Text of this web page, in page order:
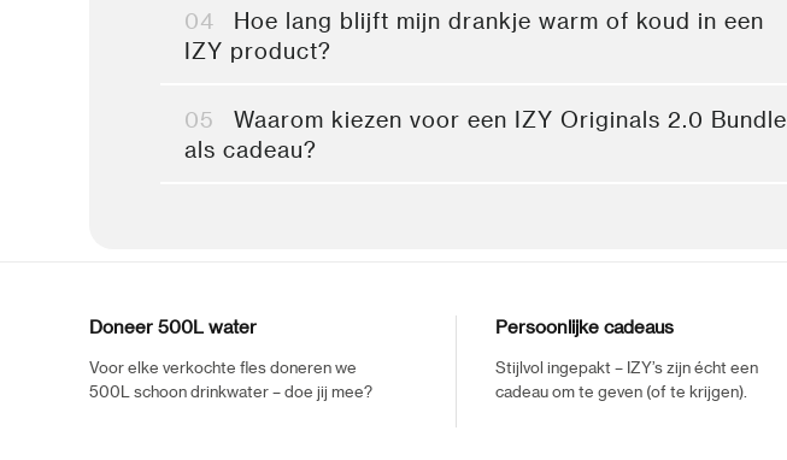
04
Hoe lang blijft mijn drankje warm of koud in een
IZY product?
05
Waarom kiezen voor een IZY Originals 2.0 Bundle
als cadeau?
Doneer 500L water
Voor elke verkochte fles doneren we
500L schoon drinkwater – doe jij mee?
Persoonlijke cadeaus
Stijlvol ingepakt – IZY’s zijn écht een
cadeau om te geven (of te krijgen).